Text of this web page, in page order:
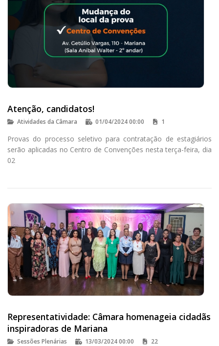
Atenção, candidatos!
Atividades da Câmara 01/04/2024 00:00 1
Provas do processo seletivo para contratação de estagiários
serão aplicadas no Centro de Convenções nesta terça-feira, dia
02
Representatividade: Câmara homenageia cidadãs
inspiradoras de Mariana
Sessões Plenárias 13/03/2024 00:00 22